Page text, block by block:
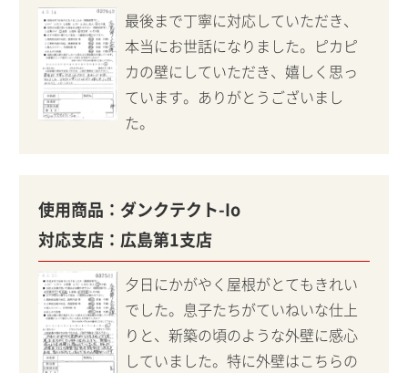
最後まで丁寧に対応していただき、
本当にお世話になりました。ピカピ
カの壁にしていただき、嬉しく思っ
ています。ありがとうございまし
た。
使用商品： ダンクテクト-Io
対応支店：広島第1支店
夕日にかがやく屋根がとてもきれい
でした。息子たちがていねいな仕上
りと、新築の頃のような外壁に感心
していました。特に外壁はこちらの